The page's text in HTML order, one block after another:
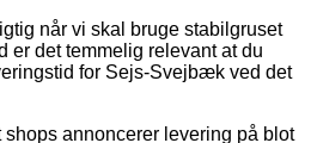
når vi skal bruge stabilgruset
er det temmelig relevant at du
for Sejs-Svejbæk ved det
annoncerer levering på blot